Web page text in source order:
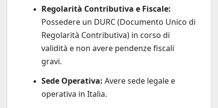
Regolarità Contributiva e Fiscale:
Possedere un DURC (Documento Unico di
Regolarità Contributiva) in corso di
validità e non avere pendenze fiscali
gravi.
Sede Operativa: Avere sede legale e
operativa in Italia.